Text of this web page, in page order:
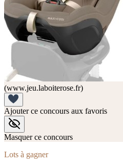
(www.jeu.laboiterose.fr)
Ajouter ce concours aux favoris
Masquer ce concours
Lots à gagner